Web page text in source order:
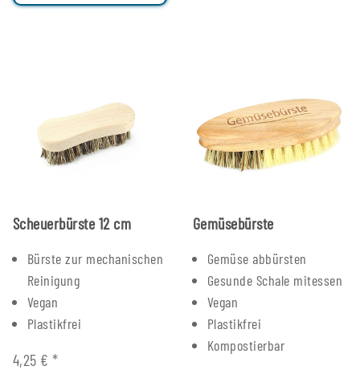
Scheuerbürste 12 cm
Bürste zur mechanischen
Reinigung
Vegan
Plastikfrei
4,25 €*
Gemüsebürste
Gemüse abbürsten
Gesunde Schale mitessen
Vegan
Plastikfrei
Kompostierbar